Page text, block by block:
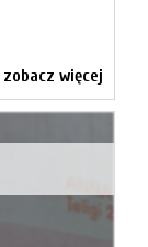
zobacz więcej